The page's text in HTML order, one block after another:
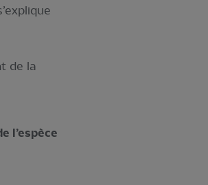
de la
l’espèce